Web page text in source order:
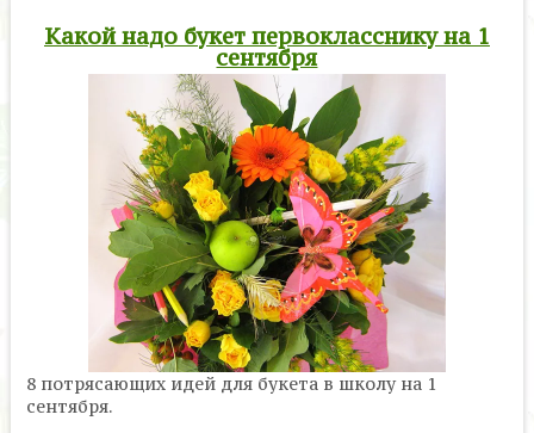
Какой надо букет первокласснику на 1
сентября
8 потрясающих идей для букета в школу на 1
сентября.